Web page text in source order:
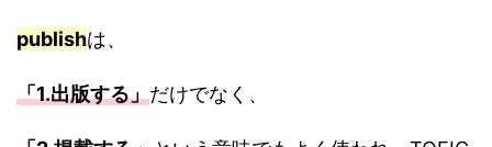
publishは、
「1.出版する」だけでなく、